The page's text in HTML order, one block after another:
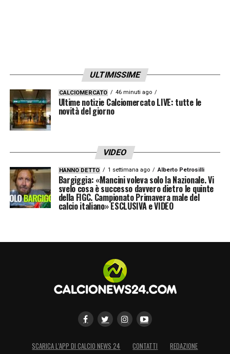
ULTIMISSIME
CALCIOMERCATO 46 minuti ago
Ultime notizie Calciomercato LIVE: tutte le
novità del giorno
VIDEO
HANNO DETTO 1 settimana ago Alberto Petrosilli
Bargiggia: «Mancini voleva solo la Nazionale. Vi
svelo cosa è successo davvero dietro le quinte
della FIGC. Campionato Primavera male del
calcio italiano» ESCLUSIVA e VIDEO
SCARICA L’APP DI CALCIO NEWS 24 CONTATTI REDAZIONE